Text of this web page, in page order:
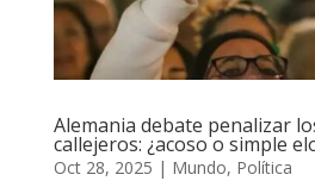
Alemania debate penalizar
callejeros: ¿acoso o simple
Oct 28, 2025 | Mundo, Política